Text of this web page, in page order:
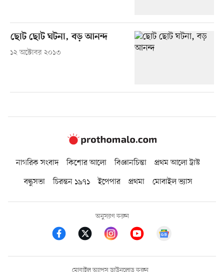
ছোট ছোট ঘটনা, বড় আনন্দ
১২ অক্টোবর ২০১৩
নাগরিক সংবাদ কিশোর আলো বিজ্ঞানচিন্তা
প্রথম আলো ট্রাস্ট
বন্ধুসভা
চিরন্তন ১৯৭১ ইপেপার প্রথমা মোবাইল ভ্যাস
অনুসরণ করুন
মোবাইল অ্যাপস ডাউনলোড করুন